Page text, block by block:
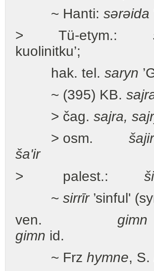
~ Hanti: sərəida
> Tü-etym.:
kuolinitku’;
hak. tel. saryn
~ (395) KB.
> čag. sajra,
> osm. šajir
ša'ir
> palest.:
~ sirrīr’sinful'
ven. gimn
gimn id.
~ Frz hymne, S.